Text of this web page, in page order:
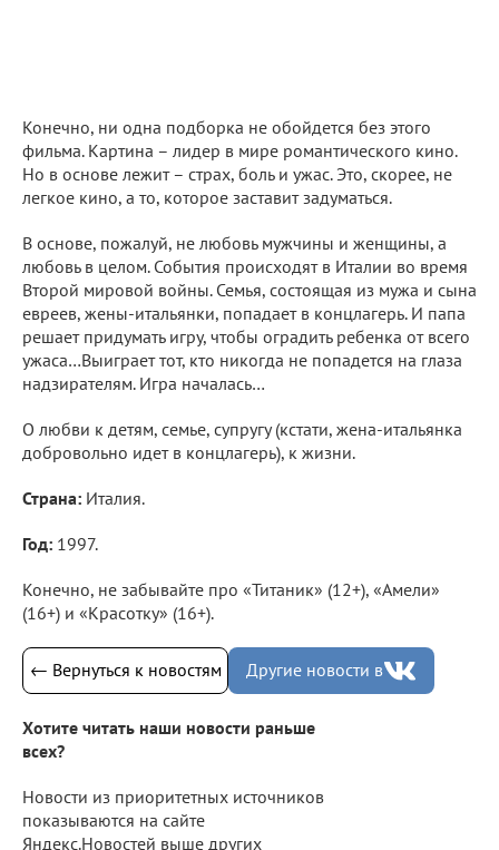
Конечно, ни одна подборка не обойдется без этого
фильма. Картина – лидер в мире романтического кино.
Но в основе лежит – страх, боль и ужас. Это, скорее, не
легкое кино, а то, которое заставит задуматься.
В основе, пожалуй, не любовь мужчины и женщины, а
любовь в целом. События происходят в Италии во время
Второй мировой войны. Семья, состоящая из мужа и сына
евреев, жены-итальянки, попадает в концлагерь. И папа
решает придумать игру, чтобы оградить ребенка от всего
ужаса…Выиграет тот, кто никогда не попадется на глаза
надзирателям. Игра началась…
О любви к детям, семье, супругу (кстати, жена-итальянка
добровольно идет в концлагерь), к жизни.
Страна: Италия.
Год: 1997.
Конечно, не забывайте про «Титаник» (12+), «Амели»
(16+) и «Красотку» (16+).
← Вернуться к новостям Другие новости в
Хотите читать наши новости раньше
всех?
Новости из приоритетных источников
показываются на сайте
Яндекс.Новостей выше других